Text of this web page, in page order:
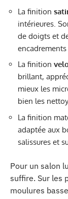
La finition
intérieures.
de doigts et
La finition
brillant,
mieux les
bien les
La finition
adaptée aux
salissures et
Pour un salon
suffire. Sur les
moulures